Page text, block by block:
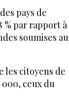
pays de
% par rapport à
soumises au
les citoyens de
000, ceux du